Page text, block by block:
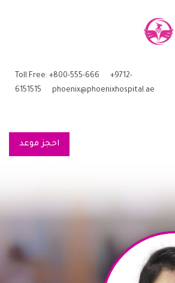
Toll Free: +800-555-666 +9712-
6151515
phoenix@phoenixhospital.ae
احجز موعد